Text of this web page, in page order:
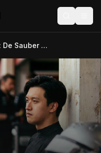
Zhou Guanyu : De Sauber à Cadillac via Ferrari, un avenir prometteur en F1 pour le pilote chinois